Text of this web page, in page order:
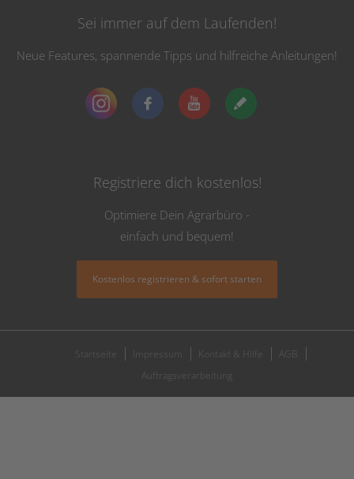
Sei immer auf dem Laufenden!
Neue Features, spannende Tipps und hilfreiche Anleitungen!
Registriere dich kostenlos!
Optimiere Dein Agrarbüro -
einfach und bequem!
Kostenlos registrieren & sofort starten
Startseite Impressum Kontakt & Hilfe
AGB
Auftragsverarbeitung